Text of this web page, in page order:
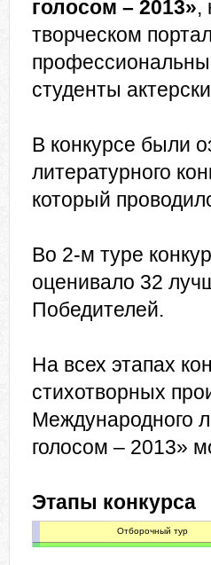
голосом – 2013»,
творческом
студенты
В конкурсе были
литературного
который
Во 2-м туре
оценивало 32
Победителей.
На всех этапах
стихотворных
Международного
голосом – 2013»
Этапы конкурса
Отборочный тур